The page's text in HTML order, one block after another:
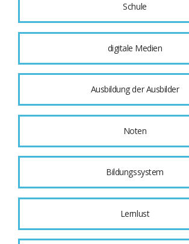
Schule
digitale Medien
Ausbildung der Ausbilder
Noten
Bildungssystem
Lernlust